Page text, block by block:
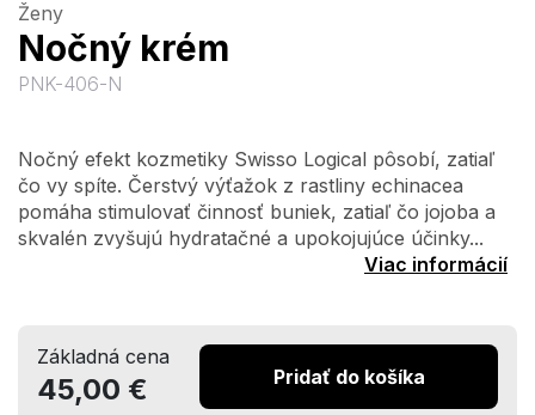
Ženy
Nočný krém
PNK-406-N
Nočný efekt kozmetiky Swisso Logical pôsobí, zatiaľ
čo vy spíte. Čerstvý výťažok z rastliny echinacea
pomáha stimulovať činnosť buniek, zatiaľ čo jojoba a
skvalén zvyšujú hydratačné a upokojujúce účinky...
Viac informácií
Základná cena
45,00 € Pridať do košíka